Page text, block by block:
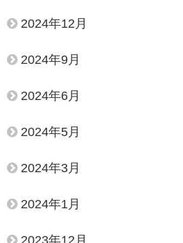
2024年12月
2024年9月
2024年6月
2024年5月
2024年3月
2024年1月
2023年12月